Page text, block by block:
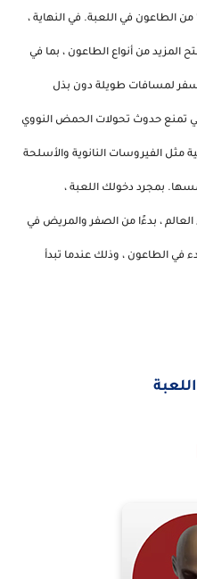
من الطاعون في اللعبة. في النهاية ،
المزيد من أنواع الطاعون ، بما في
لمسافات طويلة دون بذل
تمنع حدوث تحولات الحمض النووي
مثل الفيروسات النانوية والأسلحة
بمجرد دخولك اللعبة ،
، بدءًا من الصفر والمريض في
في الطاعون ، وذلك عندما تبدأ